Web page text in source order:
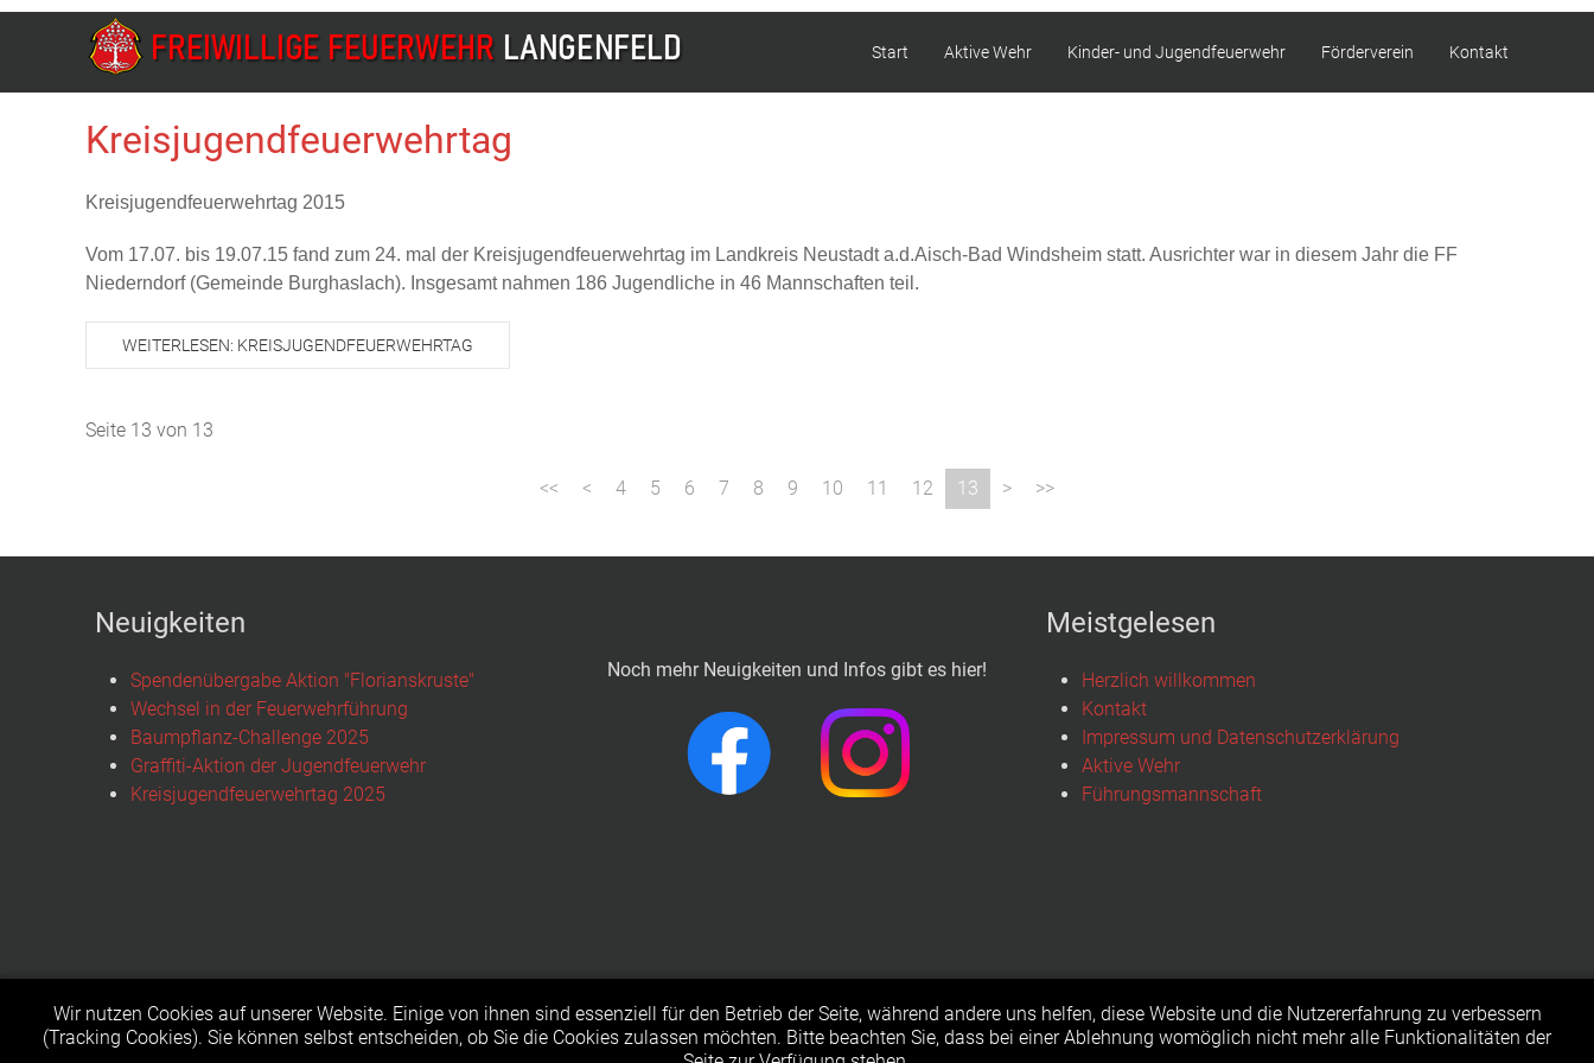
Start Aktive Wehr Kinder- und Jugendfeuerwehr Förderverein Kontakt
Kreisjugendfeuerwehrtag
Kreisjugendfeuerwehrtag 2015
Vom 17.07. bis 19.07.15 fand zum 24. mal der Kreisjugendfeuerwehrtag im Landkreis Neustadt a.d.Aisch-Bad Windsheim statt. Ausrichter war in diesem Jahr die FF
Niederndorf (Gemeinde Burghaslach). Insgesamt nahmen 186 Jugendliche in 46 Mannschaften teil.
WEITERLESEN: KREISJUGENDFEUERWEHRTAG
Seite 13 von 13
4 5 6 7 8 9 10 11 12 13
Neuigkeiten
Spendenübergabe Aktion "Florianskruste"
Wechsel in der Feuerwehrführung
Baumpflanz-Challenge 2025
Graffiti-Aktion der Jugendfeuerwehr
Kreisjugendfeuerwehrtag 2025
Noch mehr Neuigkeiten und Infos gibt es hier!
Meistgelesen
Herzlich willkommen
Kontakt
Impressum und Datenschutzerklärung
Aktive Wehr
Führungsmannschaft
Wir nutzen Cookies auf unserer Website. Einige von ihnen sind essenziell für den Betrieb der Seite, während andere uns helfen, diese Website und die Nutzererfahrung zu verbessern
(Tracking Cookies). Sie können selbst entscheiden, ob Sie die Cookies zulassen möchten. Bitte beachten Sie, dass bei einer Ablehnung womöglich nicht mehr alle Funktionalitäten der